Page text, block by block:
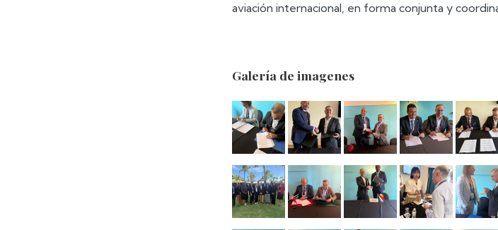
aviación internacional, en forma conjunta y
Galería de imagenes